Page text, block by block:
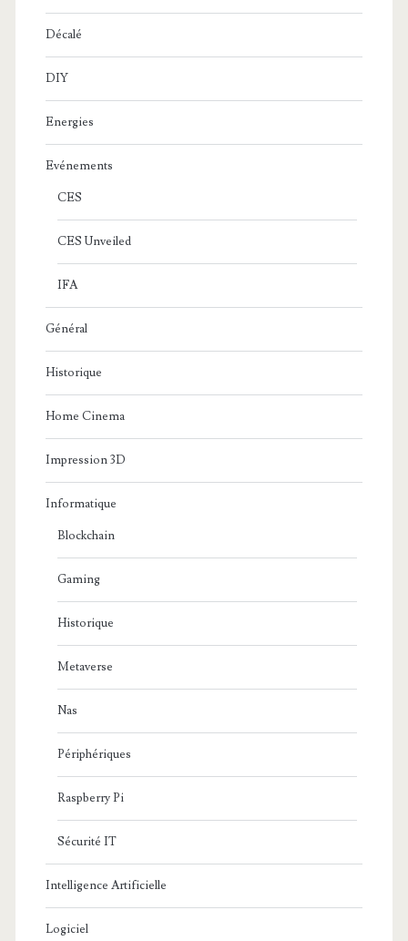
Décalé
DIY
Energies
Evénements
CES
CES Unveiled
IFA
Général
Historique
Home Cinema
Impression 3D
Informatique
Blockchain
Gaming
Historique
Metaverse
Nas
Périphériques
Raspberry Pi
Sécurité IT
Intelligence Artificielle
Logiciel